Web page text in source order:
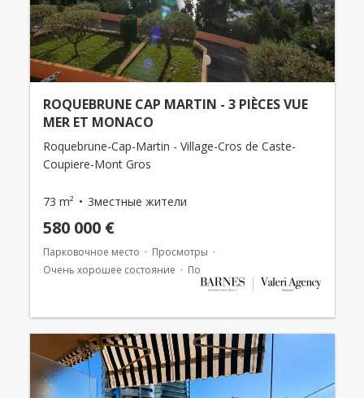
ROQUEBRUNE CAP MARTIN - 3 PIÈCES VUE
MER ET MONACO
Roquebrune-Cap-Martin - Village-Cros de Caste-
Coupiere-Mont Gros
73 m² 3местные жители
580 000 €
Парковочное место
Просмотры
Очень хорошее состояние
Погреб